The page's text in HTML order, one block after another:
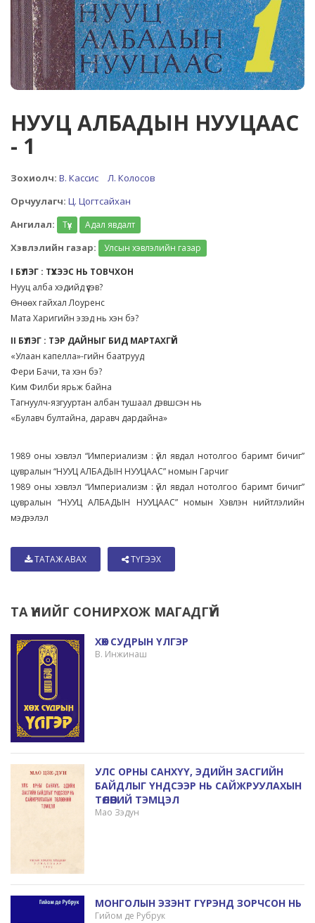
НУУЦ АЛБАДЫН НУУЦААС
- 1
Зохиолч: В. Кассис
Л. Колосов
Орчуулагч: Ц. Цогтсайхан
Ангилал:
Түүх Адал явдалт
Хэвлэлийн газар:
Улсын хэвлэлийн газар
I БҮЛЭГ : ТҮҮХЭЭС НЬ ТОВЧХОН
Нууц алба хэдийд үүсэв?
Өнөөх гайхал Лоуренс
Мата Харигийн эзэд нь хэн бэ?
II БҮЛЭГ : ТЭР ДАЙНЫГ БИД МАРТАХГҮЙ
«Улаан капелла»-гийн баатрууд
Фери Бачи, та хэн бэ?
Ким Филби ярьж байна
Тагнуулч-язгууртан албан тушаал дэвшсэн нь
«Булавч бултайна, даравч дардайна»
1989 оны хэвлэл “Империализм : үйл явдал нотолгоо баримт бичиг”
цувралын “НУУЦ АЛБАДЫН НУУЦААС” номын Гарчиг
1989 оны хэвлэл “Империализм : үйл явдал нотолгоо баримт бичиг”
цувралын “НУУЦ АЛБАДЫН НУУЦААС” номын Хэвлэн нийтлэлийн
мэдээлэл
ТАТАЖ АВАХ ТҮГЭЭХ
ТА ҮҮНИЙГ СОНИРХОЖ МАГАДГҮЙ
ХӨХ СУДРЫН ҮЛГЭР
В. Инжинаш
УЛС ОРНЫ САНХҮҮ, ЭДИЙН ЗАСГИЙН
БАЙДЛЫГ ҮНДСЭЭР НЬ САЙЖРУУЛАХЫН
ТӨЛӨӨНИЙ ТЭМЦЭЛ
Мао Зэдун
МОНГОЛЫН ЭЗЭНТ ГҮРЭНД ЗОРЧСОН НЬ
Гийом де Рубрук